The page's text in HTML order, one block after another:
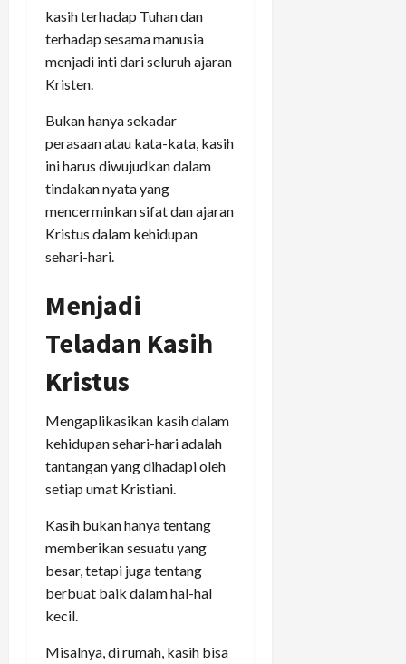
kasih terhadap Tuhan dan
terhadap sesama manusia
menjadi inti dari seluruh ajaran
Kristen.
Bukan hanya sekadar
perasaan atau kata-kata, kasih
ini harus diwujudkan dalam
tindakan nyata yang
mencerminkan sifat dan ajaran
Kristus dalam kehidupan
sehari-hari.
Menjadi
Teladan Kasih
Kristus
Mengaplikasikan kasih dalam
kehidupan sehari-hari adalah
tantangan yang dihadapi oleh
setiap umat Kristiani.
Kasih bukan hanya tentang
memberikan sesuatu yang
besar, tetapi juga tentang
berbuat baik dalam hal-hal
kecil.
Misalnya, di rumah, kasih bisa